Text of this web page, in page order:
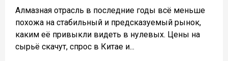
Алмазная отрасль в последние годы всё меньше
похожа на стабильный и предсказуемый рынок,
каким её привыкли видеть в нулевых. Цены на
сырьё скачут, спрос в Китае и...